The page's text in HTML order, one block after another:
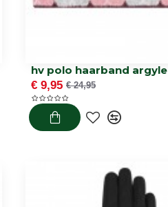
hv polo haarband argyle
€ 9,95 € 24,95